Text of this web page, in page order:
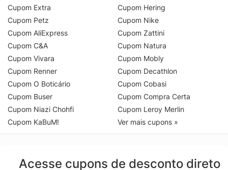
Cupom Extra
Cupom Petz
Cupom AliExpress
Cupom C&A
Cupom Vivara
Cupom Renner
Cupom O Boticário
Cupom Buser
Cupom Niazi Chohfi
Cupom KaBuM!
Cupom Hering
Cupom Nike
Cupom Zattini
Cupom Natura
Cupom Mobly
Cupom Decathlon
Cupom Cobasi
Cupom Compra Certa
Cupom Leroy Merlin
Ver mais cupons »
Acesse cupons de desconto direto